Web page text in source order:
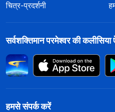
चित्र-प्रदर्शनी
सर्वशक्तिमान परमेश्वर की
हमसे संपर्क करें